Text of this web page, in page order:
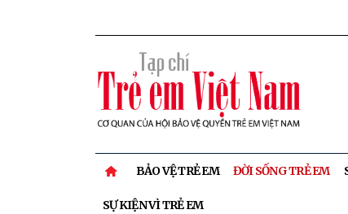
BẢO VỆ TRẺ EM ĐỜI SỐNG TRẺ EM
SỰ KIỆN VÌ TRẺ EM